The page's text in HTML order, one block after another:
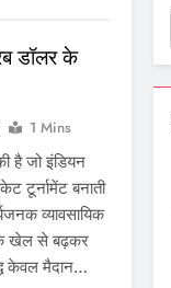
डॉलर के
1 Mins
जो इंडियन
टूर्नामेंट बनाती
व्यावसायिक
खेल से बढ़कर
केवल मैदान…